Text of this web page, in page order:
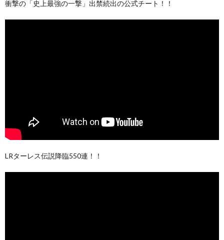
衝撃の「史上最強の一撃」出禁続出の公式チート！！
LRターレス伝説降臨550連！！